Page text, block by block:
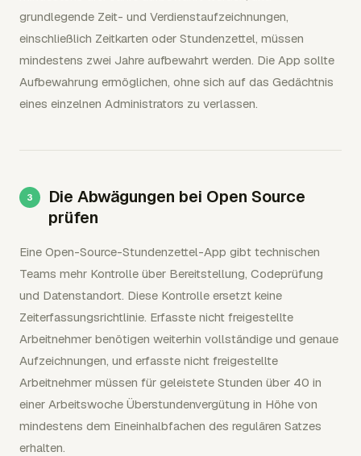
grundlegende Zeit- und Verdienstaufzeichnungen,
einschließlich Zeitkarten oder Stundenzettel, müssen
mindestens zwei Jahre aufbewahrt werden. Die App sollte
Aufbewahrung ermöglichen, ohne sich auf das Gedächtnis
eines einzelnen Administrators zu verlassen.
Die Abwägungen bei Open Source
prüfen
Eine Open-Source-Stundenzettel-App gibt technischen
Teams mehr Kontrolle über Bereitstellung, Codeprüfung
und Datenstandort. Diese Kontrolle ersetzt keine
Zeiterfassungsrichtlinie. Erfasste nicht freigestellte
Arbeitnehmer benötigen weiterhin vollständige und genaue
Aufzeichnungen, und erfasste nicht freigestellte
Arbeitnehmer müssen für geleistete Stunden über 40 in
einer Arbeitswoche Überstundenvergütung in Höhe von
mindestens dem Eineinhalbfachen des regulären Satzes
erhalten.